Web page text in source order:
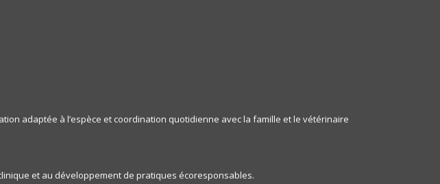
adaptée à l’espèce et coordination quotidienne avec la famille et le vétérinaire
et au développement de pratiques écoresponsables.